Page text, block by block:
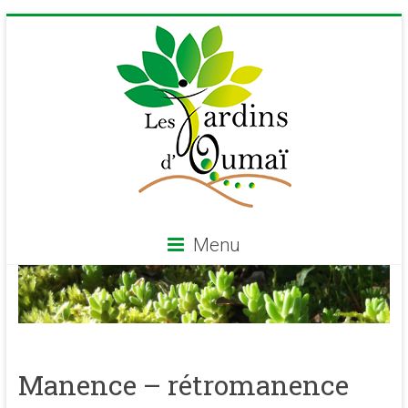
Les
Jardins
Site
Menu
Manence – rétromanence